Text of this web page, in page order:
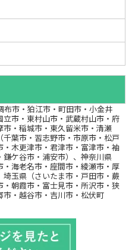
布市・狛江市・町田市・小金井
市・東村山市・武蔵村山市・府
・稲城市・東久留米市・清瀬
葉市・習志野市・市原市・松戸
木更津市・君津市・富津市・袖
ケ谷市・浦安市）、神奈川県
・海老名市・座間市・綾瀬市・厚
玉県（さいたま市・戸田市・蕨
朝霞市・富士見市・所沢市・狭
・越谷市・吉川市・松伏町